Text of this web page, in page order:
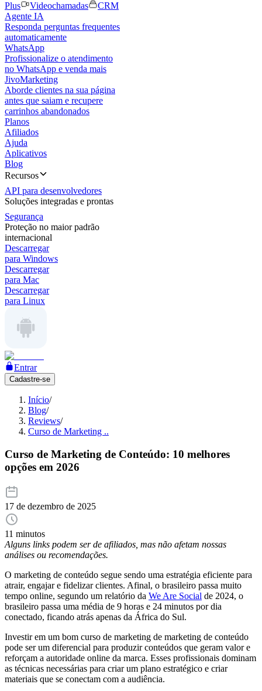
Plus
Videochamadas
CRM
Agente IA
Responda perguntas frequentes
automaticamente
WhatsApp
Profissionalize o atendimento
no WhatsApp e venda mais
JivoMarketing
Aborde clientes na sua página
antes que saiam e recupere
carrinhos abandonados
Planos
Afiliados
Ajuda
Aplicativos
Blog
Recursos
API para desenvolvedores
Soluções integradas e prontas
Segurança
Proteção no maior padrão
internacional
Descarregar
para Windows
Descarregar
para Mac
Descarregar
para Linux
Entrar
Cadastre-se
Início/
Blog/
Reviews/
Curso de Marketing ..
Curso de Marketing de Conteúdo: 10 melhores
opções em 2026
17 de dezembro de 2025
11 minutos
Alguns links podem ser de afiliados, mas não afetam nossas
análises ou recomendações.
O marketing de conteúdo segue sendo uma estratégia eficiente para
atrair, engajar e fidelizar clientes. Afinal, o brasileiro passa muito
tempo online, segundo um relatório da We Are Social de 2024, o
brasileiro passa uma média de 9 horas e 24 minutos por dia
conectado, ficando atrás apenas da África do Sul.
Investir em um bom curso de marketing de marketing de conteúdo
pode ser um diferencial para produzir conteúdos que geram valor e
reforçam a autoridade online da marca. Esses profissionais dominam
as técnicas necessárias para criar um plano estratégico e criar
materiais que se conectam com a audiência.